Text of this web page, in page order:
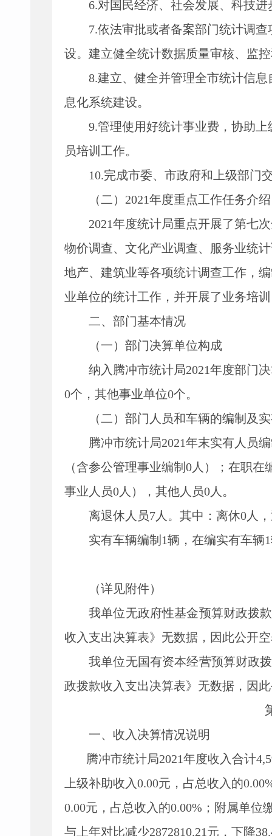
6.对国民经济、社会发展、科技
7.依法审批或者备案部门统计调
设。建立健全统计数据质量审核、监
8.建立、健全并管理全市统计信
息化系统建设。
9.管理使用好统计事业费，协助
员培训工作。
10.完成市委、市政府和上级部门
（二） 2021年度重点工作任务介绍
2021年度统计局重点开展了第七
物价调查、文化产业调查、服务业统
地产、建筑业等各项统计调查工作，
业单位的统计工作，并开展了业务培
二、部门基本情况
（一）部门决算单位构成
纳入腾冲市统计局2021年度部门
0个，其他事业单位0个。
（二）部门人员和车辆的编制及
腾冲市统计局2021年末实有人员
（含参公管理事业编制 0人）；在职在
事业人员0人），其他人员0人。
离退休人员7人。其中：离休0人
实有车辆编制 1辆，在编实有车辆1
（详见附件）
我单位无政府性基金预算财政拨
收入支出决算表》无数据，因此公开
我单位无国有资本经营预算财政
政拨款收入支出决算表》无数据，因
一、收入决算情况说明
腾冲市统计局2021年度收入合计
上级补助收入0.00元，占总收入的
0.00元，占总收入的0.00% ；附属单位
与上年对比减少2872810.21 元，下降